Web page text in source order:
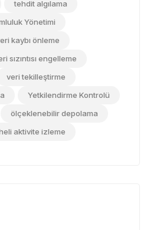
tehdit algılama
Yönetimi
kaybı önleme
sızıntısı engelleme
veri tekilleştirme
Yetkilendirme Kontrolü
ölçeklenebilir depolama
aktivite izleme